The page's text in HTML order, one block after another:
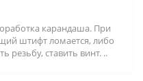
карандаша. При
штифт ломается, либо
резьбу, ставить винт. ..